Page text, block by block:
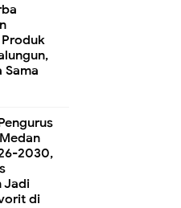
Produk
Sama
2030,
Jadi
di